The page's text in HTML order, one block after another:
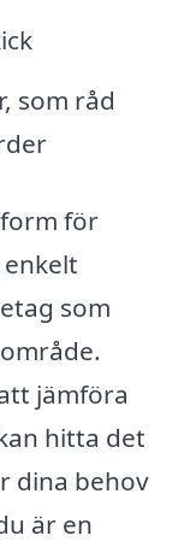
som råd
för
som
jämföra
hitta det
dina behov
är en